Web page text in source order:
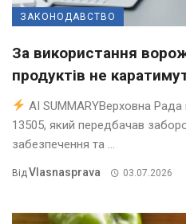
ЗАКОНОДАВСТВО
За використання
продуктів не
AI SUMMARYВерховна
13505, який передбачав
забезпечення та ...
Від Vlasnasprava 03.07.2026